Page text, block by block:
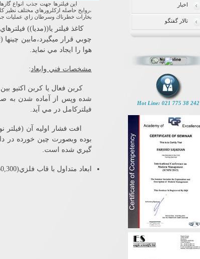
اين فيلترها جهت جذب انواع
،روايح حاصله ازكلرورهاي مختلف نظير
بخارات خطرناك وسرطان زاي عمليات
كاغذ فيلتر يا((مديا))
چوبي قرار ميگيرد،مابين
هوا را ايجاد مي نمايد.
مشخصات فني وابعاد:
كربن فعال يا كربن اكتيو
شده وپس از آماده شدن به
فيلتركامل در مي آيد.
افت فشار اوليه آن (فيلتر
بوده وبصورت چين خورده در
گيري شده است.
ابعاد متداول با قاب فلزي(
اخبار
تالار گفتگو
Hot Line: 021 775 38 242